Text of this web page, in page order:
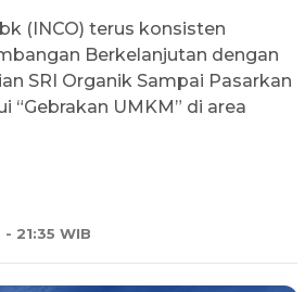
(INCO) terus konsisten
Berkelanjutan dengan
SRI Organik Sampai Pasarkan
“Gebrakan UMKM” di area
21:35 WIB